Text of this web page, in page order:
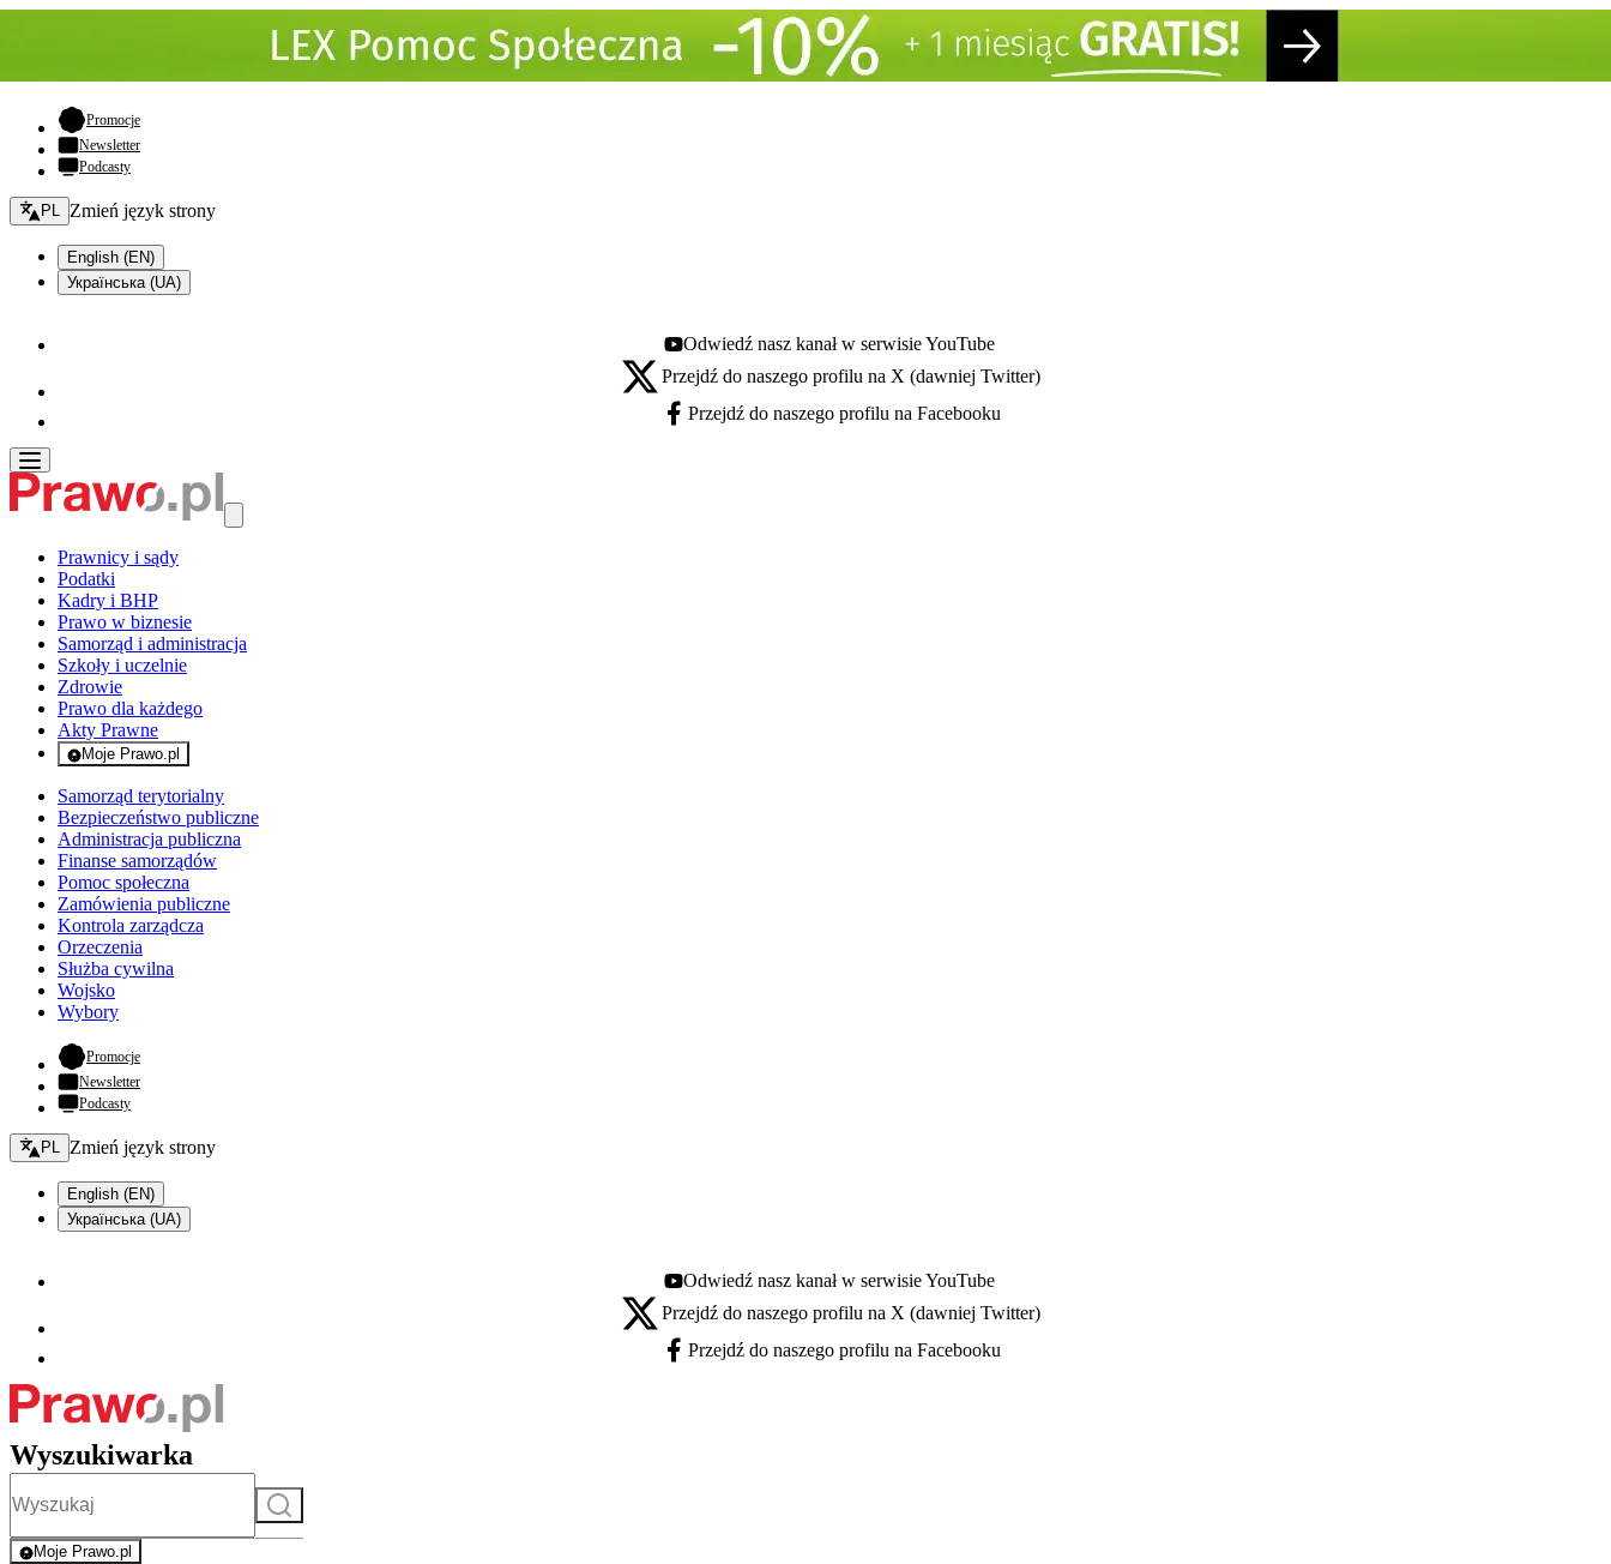
Promocje- otwiera się w nowej karcie
Newsletter
Podcasty
Zmień język - bieżący:
PL Zmień język strony
English (EN)
Українська (UA)
Youtube - otwiera się w nowej karcie
Odwiedź nasz kanał w serwisie YouTube
X - otwiera się w nowej karcie
Przejdź do naszego profilu na X (dawniej Twitter)
Facebook - otwiera się w nowej karcie
Przejdź do naszego profilu na Facebooku
Prawnicy i sądy
Podatki
Kadry i BHP
Prawo w biznesie
Samorząd i administracja
Szkoły i uczelnie
Zdrowie
Prawo dla każdego
Akty Prawne
Moje Prawo.pl
- rejestracja i logowanie do serwisu
Samorząd terytorialny
Bezpieczeństwo publiczne
Administracja publiczna
Finanse samorządów
Pomoc społeczna
Zamówienia publiczne
Kontrola zarządcza
Orzeczenia
Służba cywilna
Wojsko
Wybory
Promocje- otwiera się w nowej karcie
Newsletter
Podcasty
Zmień język - bieżący:
PL Zmień język strony
English (EN)
Українська (UA)
Youtube - otwiera się w nowej karcie
Odwiedź nasz kanał w serwisie YouTube
X - otwiera się w nowej karcie
Przejdź do naszego profilu na X (dawniej Twitter)
Facebook - otwiera się w nowej karcie
Przejdź do naszego profilu na Facebooku
Wyszukiwarka
Szukaj
Moje Prawo.pl